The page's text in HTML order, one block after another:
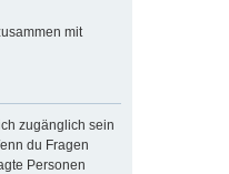
mit
zugänglich sein
du Fragen
Personen